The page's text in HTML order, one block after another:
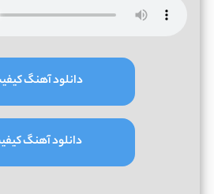
دانلود آهنگ کیفیت
دانلود آهنگ کیفیت